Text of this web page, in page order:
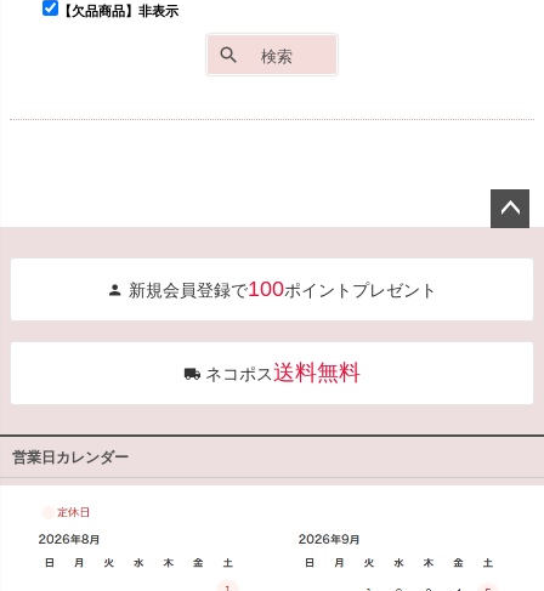
【欠品商品】非表示
検索
へ
新規会員登録で100ポイントプレゼント
ネコポス送料無料
営業日カレンダー